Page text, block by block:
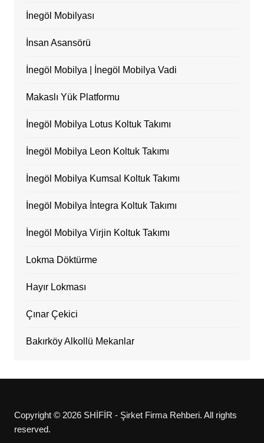
İnegöl Mobilyası
İnsan Asansörü
İnegöl Mobilya | İnegöl Mobilya Vadi
Makaslı Yük Platformu
İnegöl Mobilya Lotus Koltuk Takımı
İnegöl Mobilya Leon Koltuk Takımı
İnegöl Mobilya Kumsal Koltuk Takımı
İnegöl Mobilya İntegra Koltuk Takımı
İnegöl Mobilya Virjin Koltuk Takımı
Lokma Döktürme
Hayır Lokması
Çınar Çekici
Bakırköy Alkollü Mekanlar
Copyright © 2026 SHİFİR - Şirket Firma Rehberi. All rights
reserved.